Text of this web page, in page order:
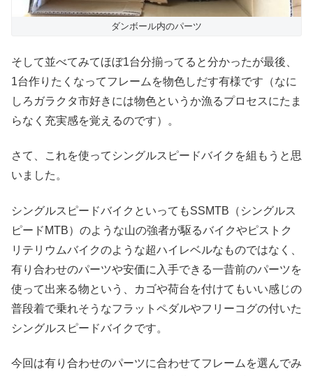
ダンボール内のパーツ
そして並べてみてほぼ1台分揃ってると分かったが最後、
1台作りたくなってフレームを物色しだす有様です（なに
しろガラクタ市好きには物色というか漁るプロセスにたま
らなく充実感を覚えるのです）。
さて、これを使ってシングルスピードバイクを組もうと思
いました。
シングルスピードバイクといってもSSMTB（シングルス
ピードMTB）のような山の強者が駆るバイクやピストク
リテリウムバイクのような超ハイレベルなものではなく、
有り合わせのパーツや安価に入手できる一昔前のパーツを
使って出来る物という、カゴや荷台を付けてもいい感じの
普段着で乗れそうなフラットペダルやフリーコグの付いた
シングルスピードバイクです。
今回は有り合わせのパーツに合わせてフレームを選んでみ